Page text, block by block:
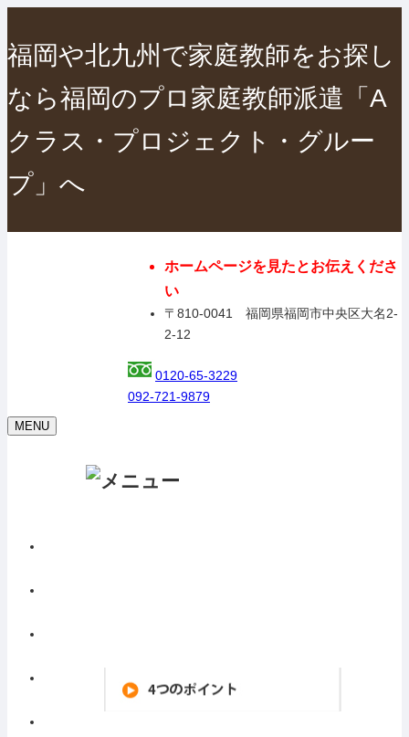
福岡や北九州で家庭教師をお探し
なら福岡のプロ家庭教師派遣「A
クラス・プロジェクト・グルー
プ」へ
ホームページを見たとお伝えくださ
い
〒810-0041 福岡県福岡市中央区大名2-
2-12
0120-65-3229
092-721-9879
MENU
ホーム